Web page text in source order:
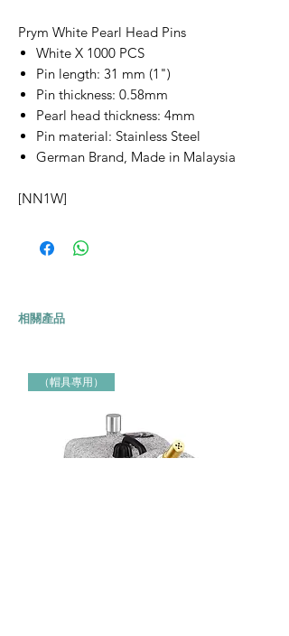
Prym White Pearl Head Pins
White X 1000 PCS
Pin length: 31 mm (1")
Pin thickness: 0.58mm
Pearl head thickness: 4mm
Pin material: Stainless Steel
German Brand, Made in Malaysia
[NN1W]
相關產品
（帽具專用）